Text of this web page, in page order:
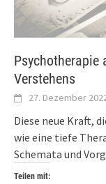
Psychotherapie
Verstehens
27. Dezember
Diese neue Kraft,
wie eine tiefe
Schemata und
Teilen mit: